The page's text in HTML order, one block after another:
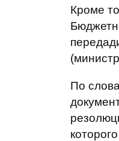
Кроме
По